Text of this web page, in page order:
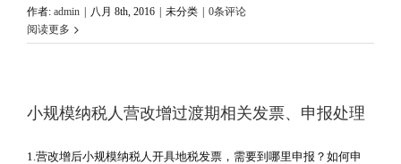
作者: admin 八月 8th, 2016 未分类
0条评论
阅读更多
小规模纳税人营改增过渡期相关发票、申报处理
1.营改增后小规模纳税人开具地税发票，需要到哪里申报？如何申